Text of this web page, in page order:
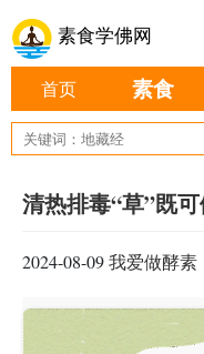
素食学佛网
首页 素食
清热排毒“草”既
2024-08-09我爱做酵素